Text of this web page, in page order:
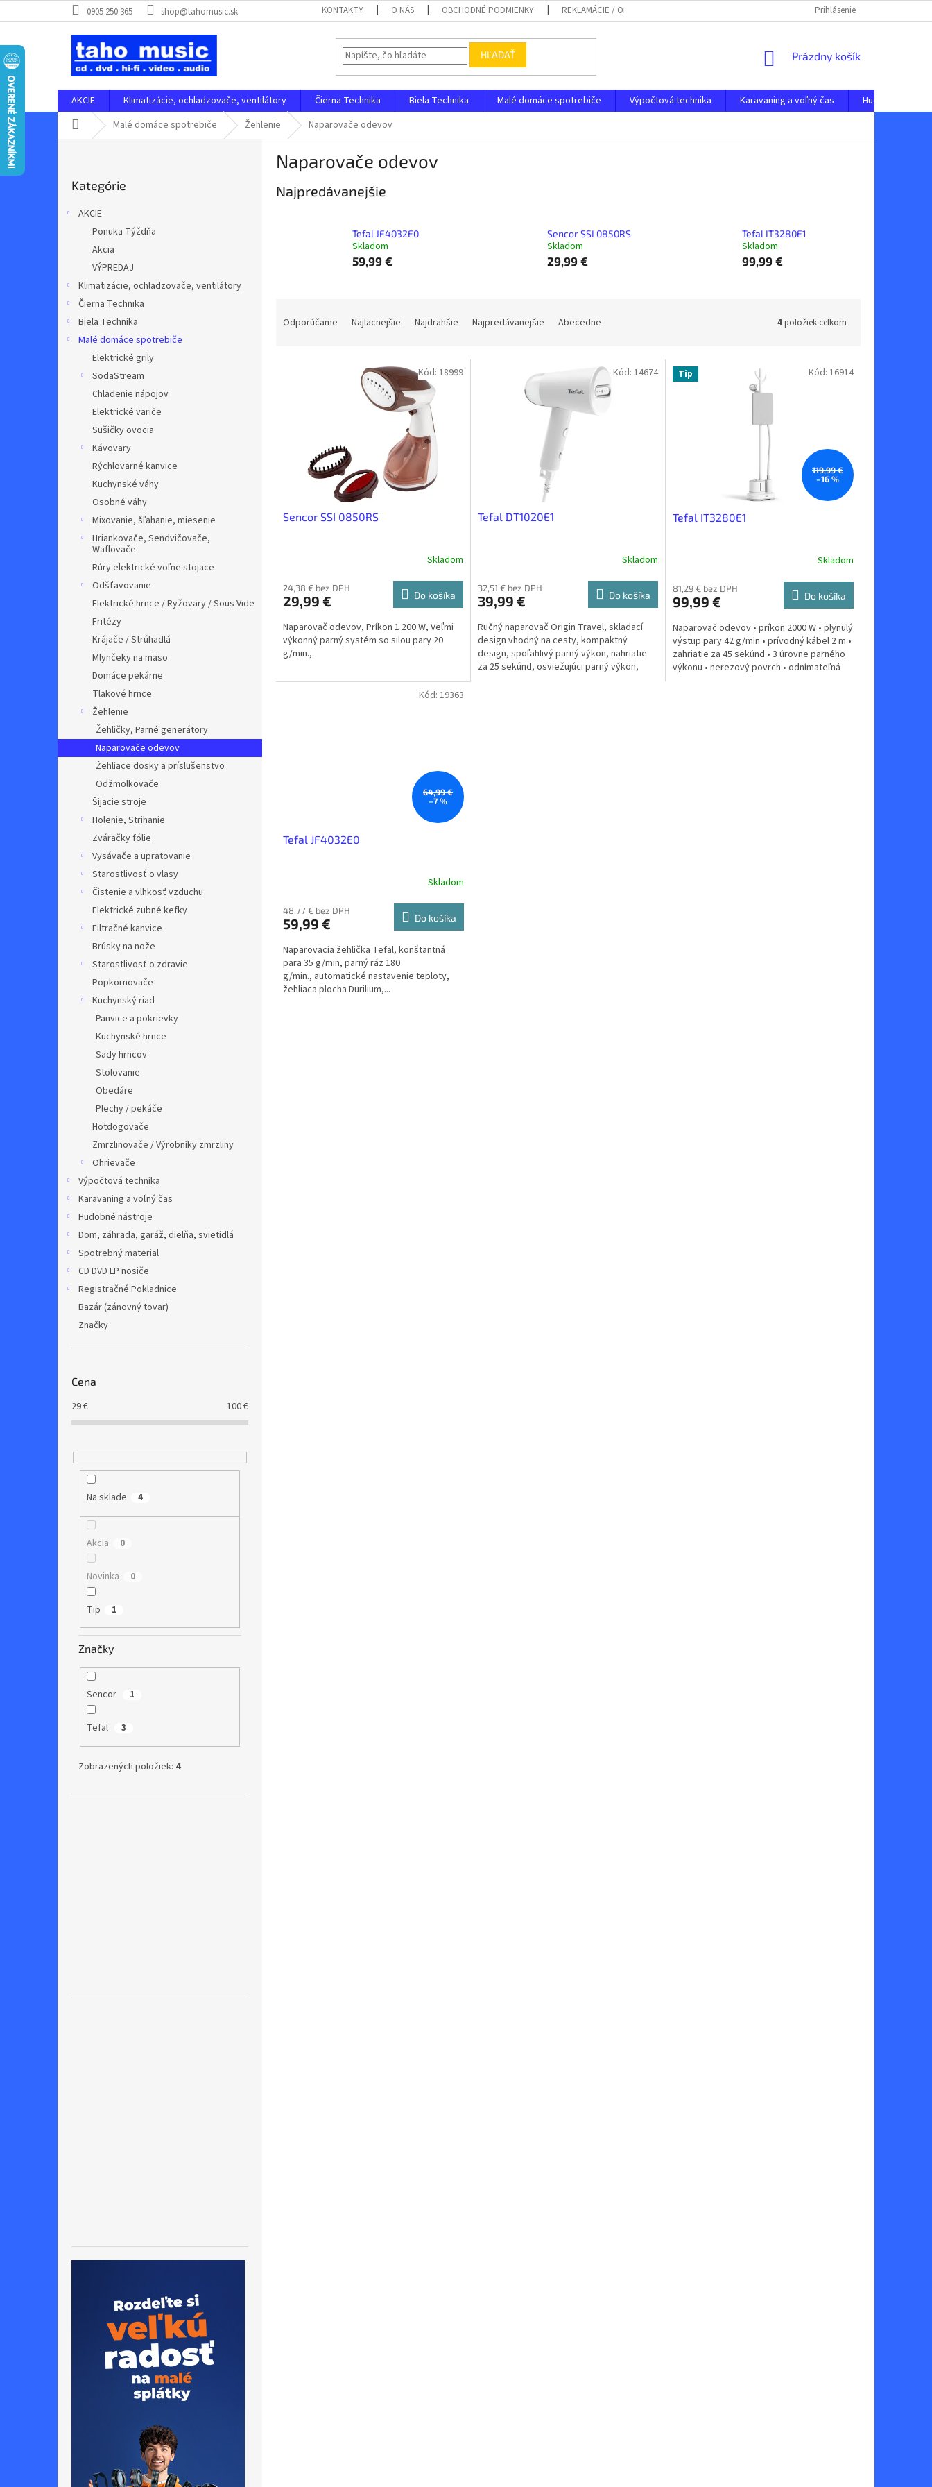
na
0905 250 365 shop@tahomusic.sk KONTAKTY O NÁS OBCHODNÉ PODMIENKY REKLAMÁCIE / ODSTÚPENIE OD ZMLUVY OCHRANA OSOBNÝCH ÚDAJOV
Prihlásenie
HĽADAŤ
NÁKUPNÝ
Prázdny košík
AKCIE Klimatizácie, ochladzovače, ventilátory Čierna Technika Biela Technika Malé domáce spotrebiče Výpočtová technika Karavaning a voľný čas
Hudobné
DomovMalé domáce spotrebiče Žehlenie Naparovače odevov
kategórie
Kategórie
AKCIE
Ponuka Týždňa
Akcia
VÝPREDAJ
Klimatizácie, ochladzovače, ventilátory
Čierna Technika
Biela Technika
Malé domáce spotrebiče
Elektrické grily
SodaStream
Chladenie nápojov
Elektrické variče
Sušičky ovocia
Kávovary
Rýchlovarné kanvice
Kuchynské váhy
Osobné váhy
Mixovanie, šľahanie, miesenie
Hriankovače, Sendvičovače,
Waflovače
Rúry elektrické voľne stojace
Odšťavovanie
Elektrické hrnce / Ryžovary / Sous Vide
Fritézy
Krájače / Strúhadlá
Mlynčeky na mäso
Domáce pekárne
Tlakové hrnce
Žehlenie
Žehličky, Parné generátory
Naparovače odevov
Žehliace dosky a príslušenstvo
Odžmolkovače
Šijacie stroje
Holenie, Strihanie
Zváračky fólie
Vysávače a upratovanie
Starostlivosť o vlasy
Čistenie a vlhkosť vzduchu
Elektrické zubné kefky
Filtračné kanvice
Brúsky na nože
Starostlivosť o zdravie
Popkornovače
Kuchynský riad
Panvice a pokrievky
Kuchynské hrnce
Sady hrncov
Stolovanie
Obedáre
Plechy / pekáče
Hotdogovače
Zmrzlinovače / Výrobníky zmrzliny
Ohrievače
Výpočtová technika
Karavaning a voľný čas
Hudobné nástroje
Dom, záhrada, garáž, dielňa, svietidlá
Spotrebný material
CD DVD LP nosiče
Registračné Pokladnice
Bazár (zánovný tovar)
Značky
Cena
29€ 100€
Na sklade 4
Akcia 0
Novinka 0
Tip 1
Značky
Sencor 1
Tefal 3
Zobrazených položiek: 4
Naparovače odevov
Najpredávanejšie
Tefal JF4032E0
Skladom
59,99 €
Sencor SSI 0850RS
Skladom
29,99 €
Tefal IT3280E1
Skladom
99,99 €
Odporúčame Najlacnejšie Najdrahšie Najpredávanejšie Abecedne 4položiek celkom
Sencor SSI 0850RS
Skladom
24,38 € bez DPH
29,99 € Do košíka
Naparovač odevov, Príkon 1 200 W, Veľmi
výkonný parný systém so silou pary 20
g/min.,
Kód: 18999
Tefal DT1020E1
Skladom
32,51 € bez DPH
39,99 € Do košíka
Ručný naparovač Origin Travel, skladací
design vhodný na cesty, kompaktný
design, spoľahlivý parný výkon, nahriatie
za 25 sekúnd, osviežujúci parný výkon,
Kód: 14674 Tip
119,99 €
–16 %
Tefal IT3280E1
Skladom
81,29 € bez DPH
99,99 € Do košíka
Naparovač odevov • príkon 2000 W • plynulý
výstup pary 42 g/min • prívodný kábel 2 m •
zahriatie za 45 sekúnd • 3 úrovne parného
výkonu • nerezový povrch • odnímateľná
Kód: 16914
64,99 €
–7 %
Tefal JF4032E0
Skladom
48,77 € bez DPH
59,99 € Do košíka
Naparovacia žehlička Tefal, konštantná
para 35 g/min, parný ráz 180
g/min., automatické nastavenie teploty,
žehliaca plocha Durilium,...
Kód: 19363